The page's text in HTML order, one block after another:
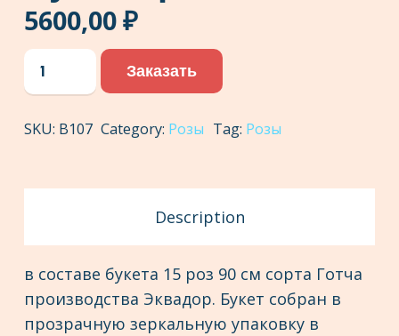
5600,00₽
Букет
Арт
quantity
Заказать
SKU: В107 Category: Розы Tag: Розы
Description
в составе букета 15 роз 90 см сорта Готча
производства Эквадор. Букет собран в
прозрачную зеркальную упаковку в